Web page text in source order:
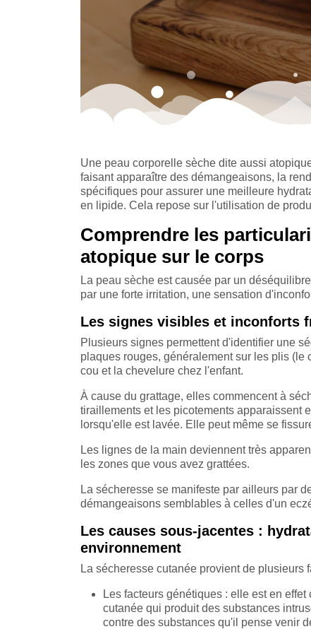
Une peau corporelle sèche dite aussi
faisant apparaître des démangeaisons, la
spécifiques pour assurer une meilleure
en lipide. Cela repose sur l'utilisation de
Comprendre les
atopique sur le corps
La peau sèche est causée par un
par une forte irritation, une sensation
Les signes visibles et inconforts
Plusieurs signes permettent d'identifier une
plaques rouges, généralement sur les plis
cou et la chevelure chez l'enfant.
À cause du grattage, elles commencent à
tiraillements et les picotements apparaissent
lorsqu'elle est lavée. Elle peut même se
Les lignes de la main deviennent très
les zones que vous avez grattées.
La sécheresse se manifeste par ailleurs par
démangeaisons semblables à celles d'un
Les causes sous-jacentes :
environnement
La sécheresse cutanée provient de plusieurs
Les facteurs génétiques : elle est en
cutanée qui produit des substances
contre des substances qu'il pense venir